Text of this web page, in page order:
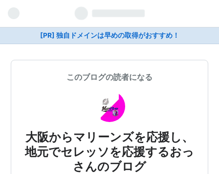
[PR] 独自ドメインは早めの取得がおすすめ！
このブログの読者になる
大阪からマリーンズを応援し、
地元でセレッソを応援するおっ
さんのブログ